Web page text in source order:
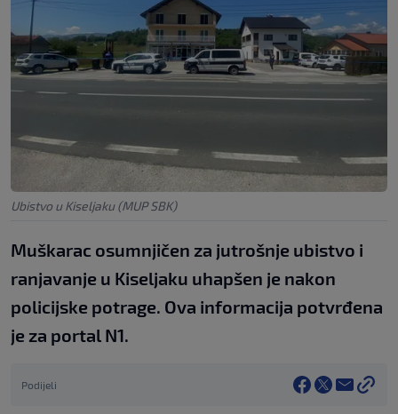
Ubistvo u Kiseljaku (MUP SBK)
Muškarac osumnjičen za jutrošnje ubistvo i
ranjavanje u Kiseljaku uhapšen je nakon
policijske potrage. Ova informacija potvrđena
je za portal N1.
Podijeli